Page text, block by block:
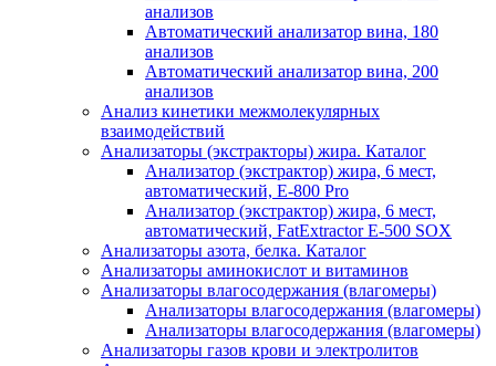
анализов
Автоматический анализатор вина, 180
анализов
Автоматический анализатор вина, 200
анализов
Анализ кинетики межмолекулярных
взаимодействий
Анализаторы (экстракторы) жира. Каталог
Анализатор (экстрактор) жира, 6 мест,
автоматический, E-800 Pro
Анализатор (экстрактор) жира, 6 мест,
автоматический, FatExtractor E-500 SOX
Анализаторы азота, белка. Каталог
Анализаторы аминокислот и витаминов
Анализаторы влагосодержания (влагомеры)
Анализаторы влагосодержания (влагомеры)
Анализаторы влагосодержания (влагомеры)
Анализаторы газов крови и электролитов